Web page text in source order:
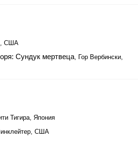
США
Сундук мертвеца, Гор Вербински,
Тигира, Япония
США